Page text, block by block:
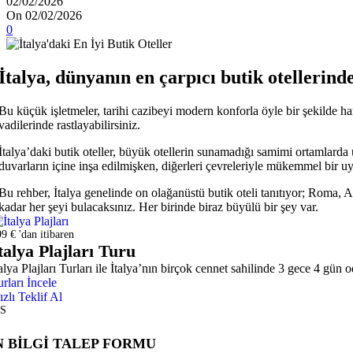
Hızlı Teklif Al
Quick view
Karşılaştır
109€ 'dan itibaren
-34% Mauritius⭐⭐⭐⭐⭐
Hızlı Teklif Al
Quick view
Karşılaştır
Beğen
LUX* Belle Mare Mauritius
Orijinal fiyat: 139 €. Şu andaki fiyat: 92 €.
Hızlı Teklif Al
On 02/02/2026
0
dünyanın en çarpıcı butik
küçük işletmeler, tarihi cazibeyi modern konforla öyle bir şekilde
rastlayabilirsiniz.
butik oteller, büyük otellerin sunamadığı samimi
içine inşa edilmişken, diğerleri çevreleriyle mükemmel bir
rehber, İtalya genelinde on olağanüstü butik oteli tanıtıyor; Roma,
her şeyi bulacaksınız. Her birinde biraz büyülü bir şey var.
€ 'dan itibaren
Plajları Turu
Plajları Turları ile İtalya’nın birçok cennet sahilinde 3 gece 4
İncele
Teklif Al
BİLGİ TALEP FORMU